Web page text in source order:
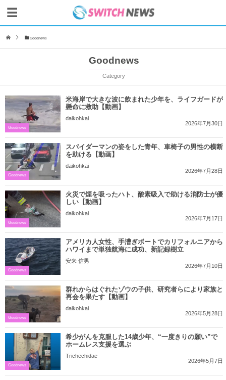
Goodnews
Goodnews
Category
Goodnews
米海岸で大きな波に飲まれた少年を、ライフガードが
懸命に救助【動画】
daikohkai
2026年7月30日
Goodnews
スパイダーマンの姿をした青年、車椅子の男性の横断
を助ける【動画】
daikohkai
2026年7月28日
Goodnews
火災で煙を吸ったハト、酸素吸入で助ける消防士が優
しい【動画】
daikohkai
2026年7月17日
Goodnews
アメリカ人女性、手漕ぎボートでカリフォルニアから
ハワイまで単独航海に成功、新記録樹立
安来 信男
2026年7月10日
Goodnews
群れからはぐれたゾウの子供、研究者らにより家族と
再会を果たす【動画】
daikohkai
2026年5月28日
Goodnews
希少がんを克服した14歳少年、“一度きりの願い”で
ホームレス支援を選ぶ
Trichechidae
2026年5月7日